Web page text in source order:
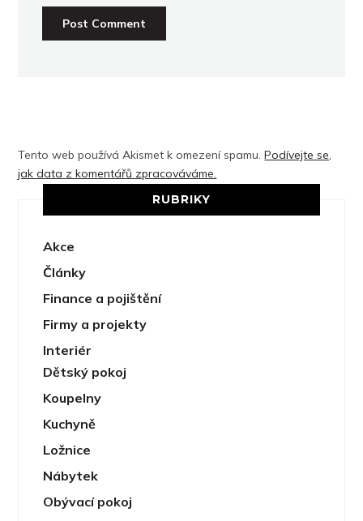
Tento web používá Akismet k omezení spamu.Podívejte se,
jak data z komentářů zpracováváme.
RUBRIKY
Akce
Články
Finance a pojištění
Firmy a projekty
Interiér
Dětský pokoj
Koupelny
Kuchyně
Ložnice
Nábytek
Obývací pokoj